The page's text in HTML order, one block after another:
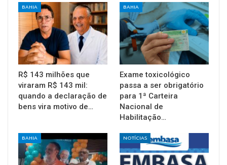
BAHIA
R$ 143 milhões que
viraram R$ 143 mil:
quando a declaração de
bens vira motivo de…
BAHIA
Exame toxicológico
passa a ser obrigatório
para 1ª Carteira
Nacional de
Habilitação…
BAHIA NOTÍCIAS